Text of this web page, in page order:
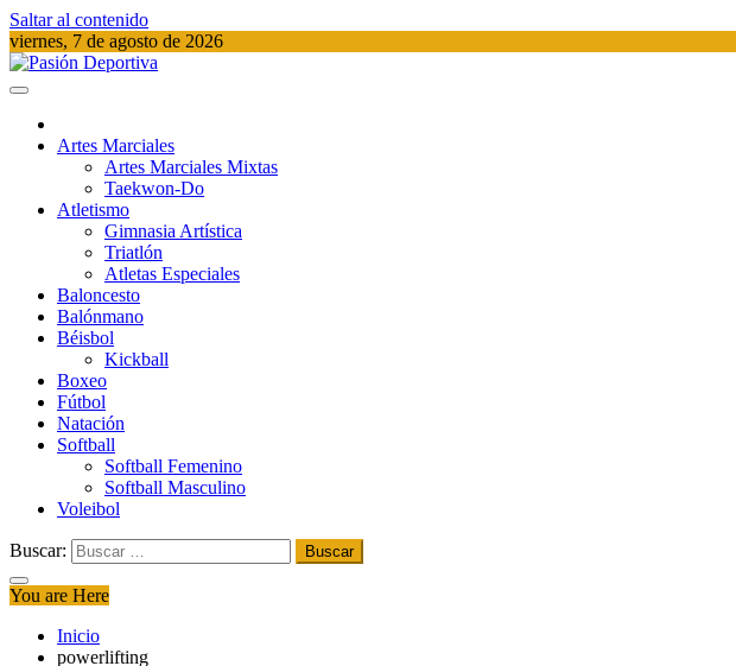
Saltar al contenido
viernes, 7 de agosto de 2026
Artes Marciales
Artes Marciales Mixtas
Taekwon-Do
Atletismo
Gimnasia Artística
Triatlón​
Atletas Especiales
Baloncesto
Balónmano
Béisbol
Kickball​
Boxeo
Fútbol
Natación​
Softball​
Softball​ Femenino
Softball​ Masculino
Voleibol​
Buscar:
You are Here
Inicio
powerlifting